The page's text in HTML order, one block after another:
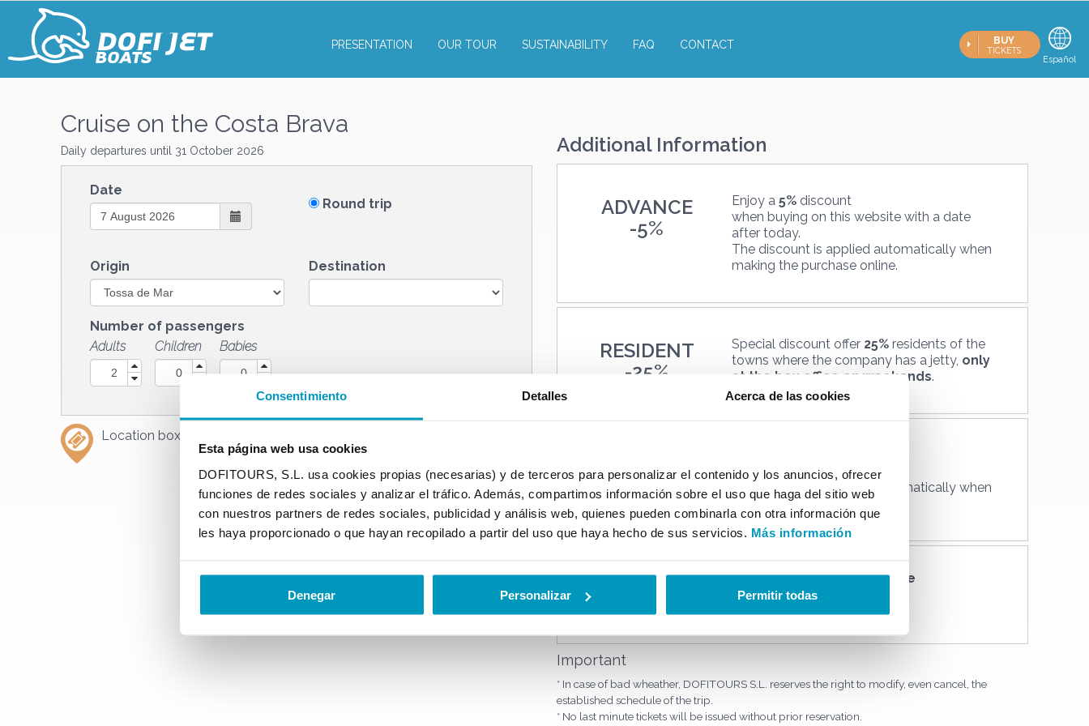
Consentimiento Detalles Acerca de las cookies
Esta página web usa cookies
DOFITOURS, S.L. usa cookies propias (necesarias) y de terceros para personalizar el contenido y los anuncios, ofrecer
funciones de redes sociales y analizar el tráfico. Además, compartimos información sobre el uso que haga del sitio web
con nuestros partners de redes sociales, publicidad y análisis web, quienes pueden combinarla con otra información que
les haya proporcionado o que hayan recopilado a partir del uso que haya hecho de sus servicios. Más información
Denegar Personalizar Permitir todas
BUY
TICKETS
Català Español
PRESENTATION OUR TOUR SUSTAINABILITY FAQ CONTACT
Cruise on the Costa Brava
Daily departures until 31 October 2026
Date
Round trip
Origin Destination
Number of passengers
Adults
Children Babies
Location box office
Additional Information
ADVANCE
-5%
Enjoy a 5% discount
when buying on this website with a date
after today.
The discount is applied automatically when
making the purchase online.
RESIDENT
-25%
Special discount offer 25% residents of the
towns where the company has a jetty, only
at the box office on weekends.
PACK
2 adults + 2 childs
The discount is applied automatically when
making the purchase online.
Buydirectly at the box office
with the super card.
Important
* In case of bad wheather, DOFITOURS S.L. reserves the right to modify, even cancel, the
established schedule of the trip.
* No last minute tickets will be issued without prior reservation.